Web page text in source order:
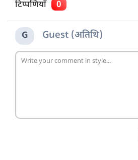
टिप्पणियाँ 0
G Guest (अतिथि)